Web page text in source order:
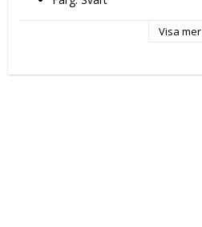
Typ av kontakt: Plugg EU
Visa mer